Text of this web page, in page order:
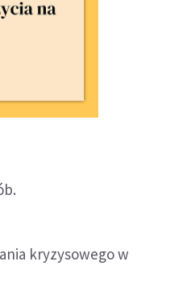
kryzysowego w